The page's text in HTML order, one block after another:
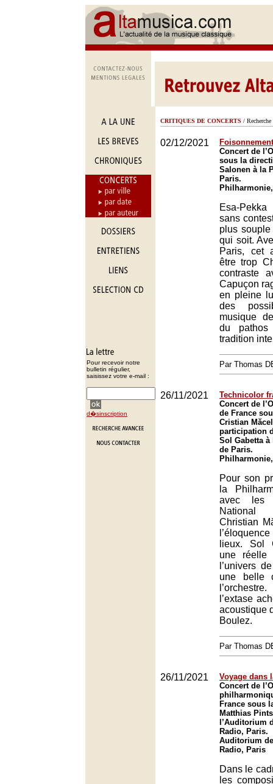
Pour recevoir notre
bulletin régulier,
saisissez votre e-mail :
d�sinscription
CRITIQUES DE CONCERTS / Recherche
02/12/2021
Concert de
sous la
Salonen à la
Paris.
Esa-
sans
plus
qui soit.
Paris, cet
être trop
contraste
Capuçon
en pleine
des
musique
du
tradition
Par Thomas
26/11/2021
Technicolor
Concert de
de France
Cristian
participation
Sol Gabetta
de Paris.
Pour son
la
avec les
Christian
lieux. Sol
une réelle
l’univers
une belle
l’extase
acoustique
Boulez.
Par Thomas
26/11/2021
Voyage dans
Concert de
France sous
Matthias
l’Auditorium
Radio, Paris.
Auditorium
Radio, Paris
Dans le
les